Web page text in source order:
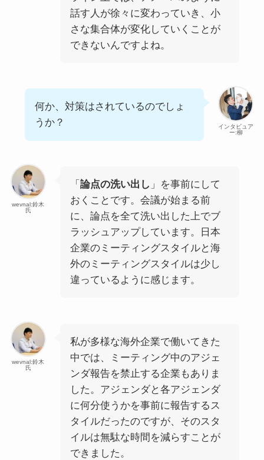
話す人が徐々に変わっていき、小
さな集合体が変化していくことが
できないんですよね。
インタビュア
ー:柳
何か、対策はされているのでしょ
うか？
wevnal:鈴木
氏
「 論点の洗い出し 」を事前にして
おくことです。会議が始まる前
に、論点を全て洗い出した上でブ
ラッシュアップしています。日本
企業のミーティングスタイルと海
外のミーティングスタイルは少し
違っているように感じます。
wevnal:鈴木
氏
私が多様な海外企業で働いてきた
中では、ミーティング中のアジェ
ンダ報告を禁止する企業もありま
した。アジェンダと各アジェンダ
に何分使うかを事前に報告するス
タイルだったのですが、そのスタ
イルは無駄な時間を減らすことが
できました。